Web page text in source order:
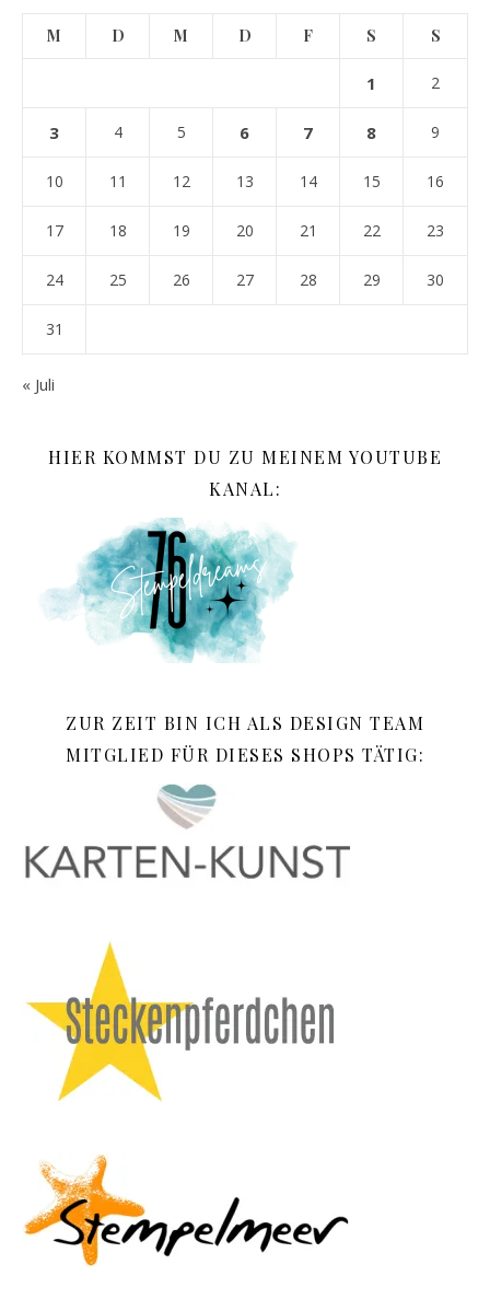
M D M D F S S
1 2
3 4 5 6 7 8 9
10 11 12 13 14 15 16
17 18 19 20 21 22 23
24 25 26 27 28 29 30
31
« Juli
HIER KOMMST DU ZU MEINEM YOUTUBE
KANAL:
ZUR ZEIT BIN ICH ALS DESIGN TEAM
MITGLIED FÜR DIESES SHOPS TÄTIG: